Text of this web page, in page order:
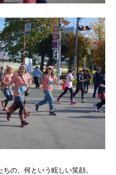
の、何という眩しい笑顔。